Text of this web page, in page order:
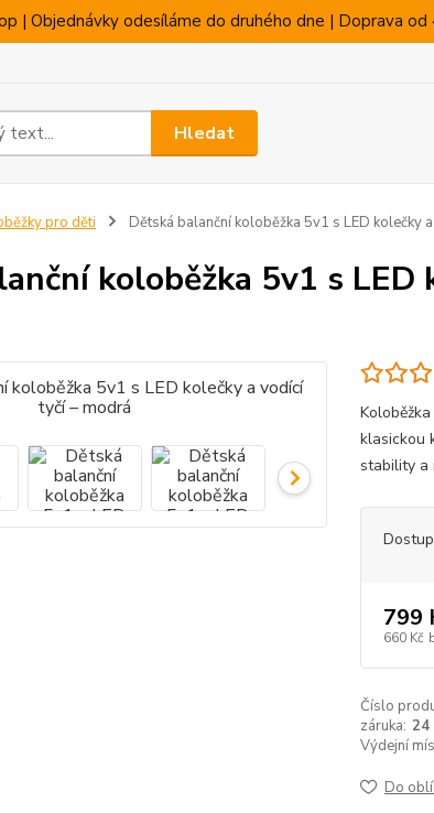
| Objednávky odesíláme do druhého dne | Doprava od
Hledat
pro děti Dětská balanční koloběžka 5v1 s LED kolečky
koloběžka 5v1 s LED
klasickou
stability a
799
660 Kč
Číslo
záruka: 24
Výdejní
Do